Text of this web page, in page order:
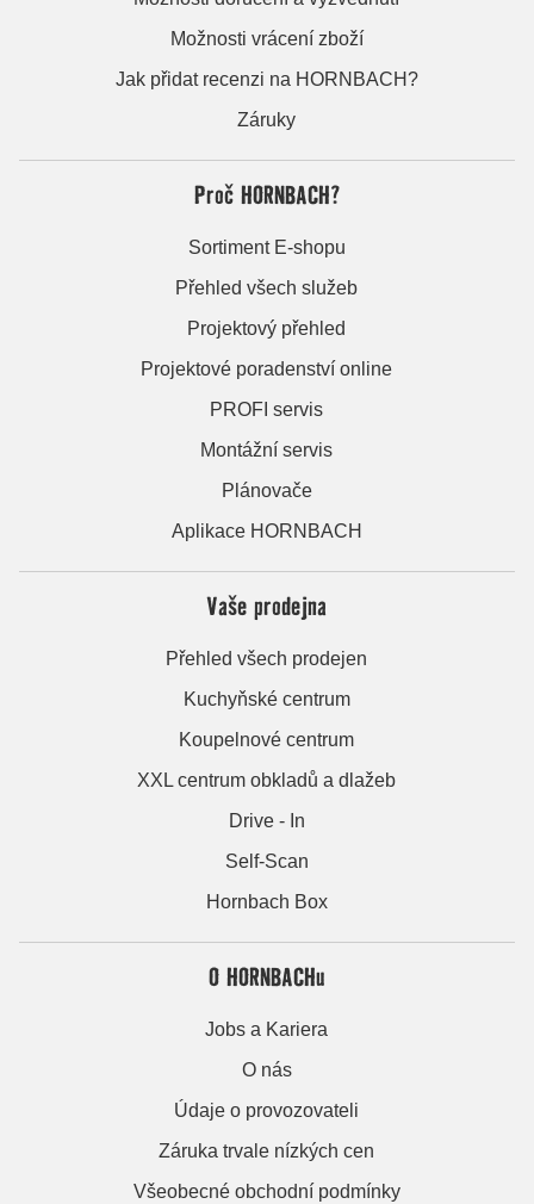
Možnosti vrácení zboží
Jak přidat recenzi na HORNBACH?
Záruky
Proč HORNBACH?
Sortiment E-shopu
Přehled všech služeb
Projektový přehled
Projektové poradenství online
PROFI servis
Montážní servis
Plánovače
Aplikace HORNBACH
Vaše prodejna
Přehled všech prodejen
Kuchyňské centrum
Koupelnové centrum
XXL centrum obkladů a dlažeb
Drive - In
Self-Scan
Hornbach Box
O HORNBACHu
Jobs a Kariera
O nás
Údaje o provozovateli
Záruka trvale nízkých cen
Všeobecné obchodní podmínky